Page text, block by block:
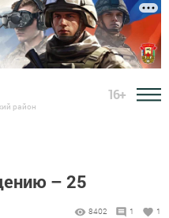
район
16+
– 25
8402 1 1